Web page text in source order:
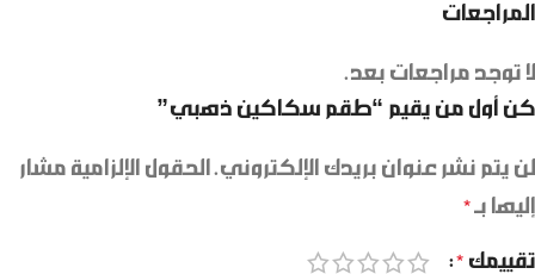
المراجعات
لا توجد مراجعات بعد.
كن أول من يقيم “طقم سكاكين ذهبي”
لن يتم نشر عنوان بريدك الإلكتروني. الحقول الإلزامية مشار
إليها بـ *
تقييمك *